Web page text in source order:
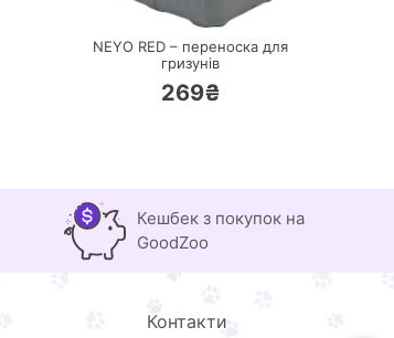
NEYO RED – переноска для
гризунів
269₴
Кешбек з покупок на
GoodZoo
Контакти